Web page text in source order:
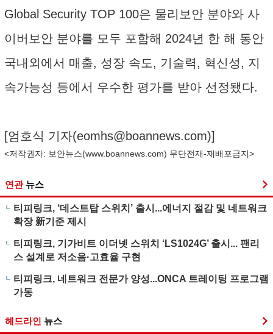
Global Security TOP 100은 물리보안 분야와 사
이버보안 분야를 모두 포함해 2024년 한 해 동안
국내외에서 매출, 성장 속도, 기술력, 혁신성, 지
속가능성 등에서 우수한 평가를 받아 선정됐다.
[엄호식 기자(eomhs@boannews.com)]
<저작권자: 보안뉴스(www.boannews.com) 무단전재-재배포금지>
연관 뉴스
티피링크, ‘데스트탑 스위치’ 출시...에너지 절감 및 네트워크
확장 新기준 제시
티피링크, 기가비트 이더넷 스위치 ‘LS1024G’ 출시... 팬리
스 설계로 저소음·고효율 구현
티피링크, 네트워크 전문가 양성...ONCA 트레이팅 프로그램
가동
헤드라인 뉴스